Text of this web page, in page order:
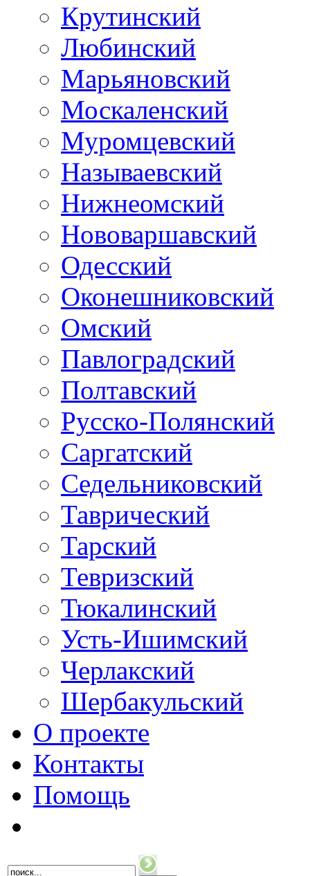
Крутинский
Любинский
Марьяновский
Москаленский
Муромцевский
Называевский
Нижнеомский
Нововаршавский
Одесский
Оконешниковский
Омский
Павлоградский
Полтавский
Русско-Полянский
Саргатский
Седельниковский
Таврический
Тарский
Тевризский
Тюкалинский
Усть-Ишимский
Черлакский
Шербакульский
О проекте
Контакты
Помощь